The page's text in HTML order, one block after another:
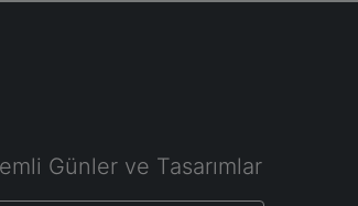
Günler ve Tasarımlar